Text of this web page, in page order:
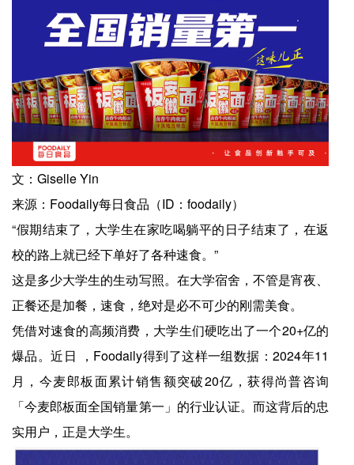
文：Giselle Yin
来源：Foodaily每日食品（ID：foodaily）
“假期结束了，大学生在家吃喝躺平的日子结束了，在返
校的路上就已经下单好了各种速食。”
这是多少大学生的生动写照。在大学宿舍，不管是宵夜、
正餐还是加餐，速食，绝对是必不可少的刚需美食。
凭借对速食的高频消费，大学生们硬吃出了一个20+亿的
爆品。近日 ，Foodaily得到了这样一组数据：2024年11
月，今麦郎板面累计销售额突破20亿，获得尚普咨询
「今麦郎板面全国销量第一」的行业认证。而这背后的忠
实用户，正是大学生。